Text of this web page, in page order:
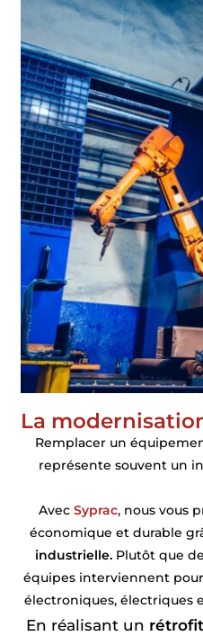
La
Remplacer un
représente souvent un
Avec Syprac, nous vous
économique et durable
industrielle. Plutôt que
équipes interviennent
électroniques, électriques
En réalisant un